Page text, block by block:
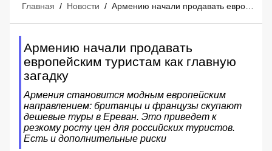
Главная / Новости /
Армению начали продавать
европейским туристам как главную
загадку
Армения становится модным европейским
направлением: британцы и французы скупают
дешевые туры в Ереван. Это приведет к
резкому росту цен для российских туристов.
Есть и дополнительные риски